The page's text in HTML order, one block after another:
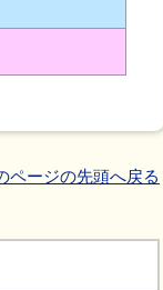
ページの先頭へ戻る